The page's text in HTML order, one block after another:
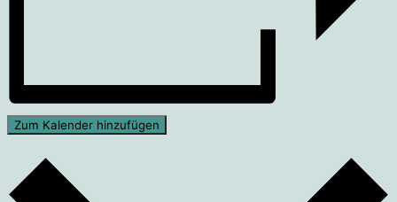
Zum Kalender hinzufügen